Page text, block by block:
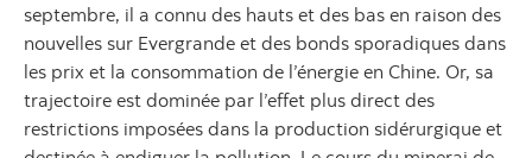
septembre, il a connu des hauts et des bas en raison des
nouvelles sur Evergrande et des bonds sporadiques dans
les prix et la consommation de l’énergie en Chine. Or, sa
trajectoire est dominée par l’effet plus direct des
restrictions imposées dans la production sidérurgique et